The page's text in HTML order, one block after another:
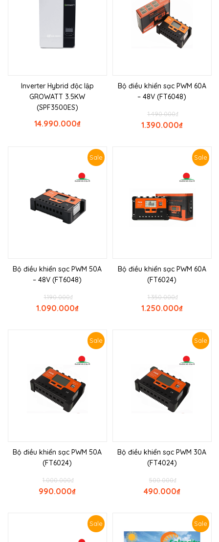
Inverter Hybrid độc lập
GROWATT 3.5KW
(SPF3500ES)
₫
14.990.000
Bộ điều khiển sạc PWM 60A
– 48V (FT6048)
₫
1.490.000
₫
1.390.000
Sale
Bộ điều khiển sạc PWM 50A
– 48V (FT6048)
₫
1.190.000
₫
1.090.000
Sale
Bộ điều khiển sạc PWM 60A
(FT6024)
₫
1.350.000
₫
1.250.000
Sale
Bộ điều khiển sạc PWM 50A
(FT6024)
₫
1.000.000
₫
990.000
Sale
Bộ điều khiển sạc PWM 30A
(FT4024)
₫
500.000
₫
490.000
Sale Sale